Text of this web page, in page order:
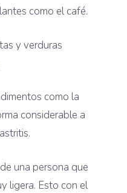
como el café.
y verduras
como la
considerable a
una persona que
ligera. Esto con el